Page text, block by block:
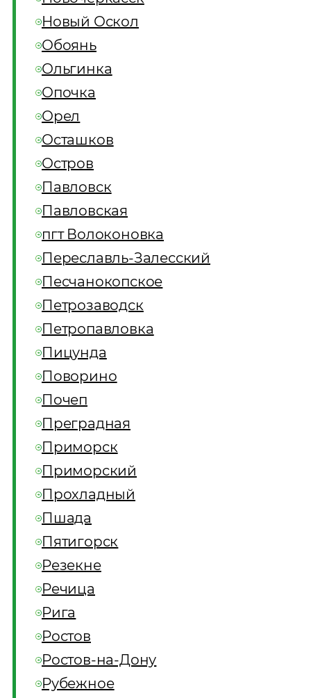
Новый Оскол
Обоянь
Ольгинка
Опочка
Орел
Осташков
Остров
Павловск
Павловская
пгт Волоконовка
Переславль-Залесский
Песчанокопское
Петрозаводск
Петропавловка
Пицунда
Поворино
Почеп
Преградная
Приморск
Приморский
Прохладный
Пшада
Пятигорск
Резекне
Речица
Рига
Ростов
Ростов-на-Дону
Рубежное